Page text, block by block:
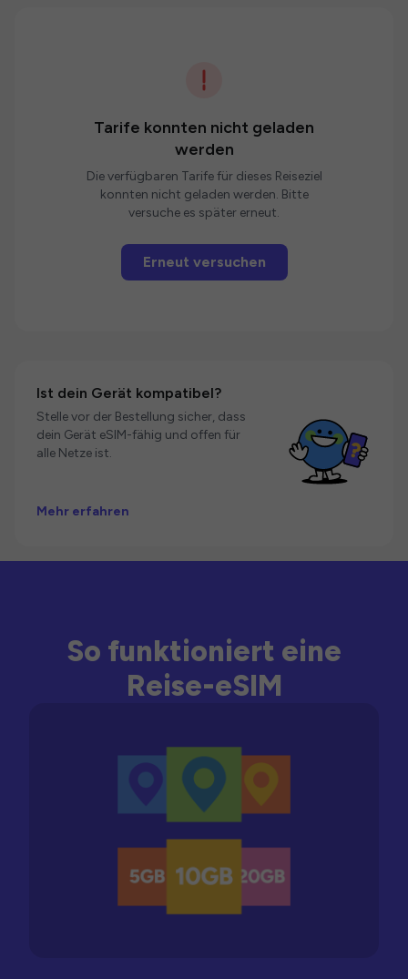
Tarife konnten nicht geladen
werden
Die verfügbaren Tarife für dieses Reiseziel
konnten nicht geladen werden. Bitte
versuche es später erneut.
Erneut versuchen
Ist dein Gerät kompatibel?
Stelle vor der Bestellung sicher, dass
dein Gerät eSIM-fähig und offen für
alle Netze ist.
Mehr erfahren
So funktioniert eine
Reise-eSIM